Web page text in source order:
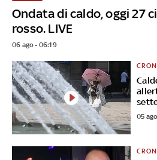
Ondata di caldo, oggi 27
rosso. LIVE
06 ago - 06:19
05